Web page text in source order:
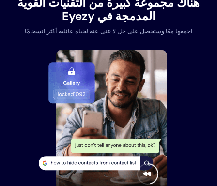
المدمجة في Eyezy
اجمعها معًا وستحصل على حل لا غنى عنه لحياة عائلية أكثر انسجامًا